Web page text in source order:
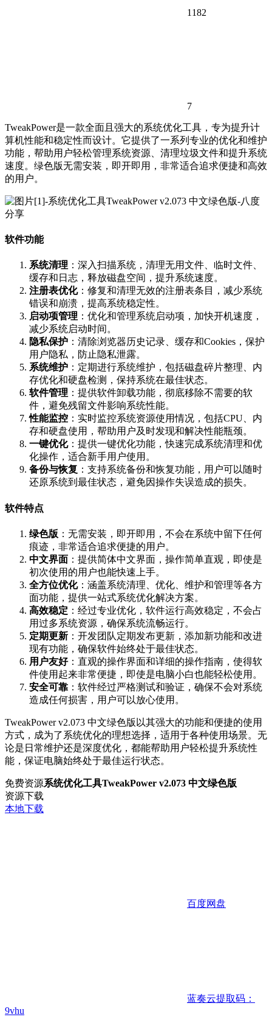
1182
7
TweakPower是一款全面且强大的系统优化工具，专为提升计
算机性能和稳定性而设计。它提供了一系列专业的优化和维护
功能，帮助用户轻松管理系统资源、清理垃圾文件和提升系统
速度。绿色版无需安装，即开即用，非常适合追求便捷和高效
的用户。
软件功能
系统清理 ：深入扫描系统，清理无用文件、临时文件、
缓存和日志，释放磁盘空间，提升系统速度。
注册表优化：修复和清理无效的注册表条目，减少系统
错误和崩溃，提高系统稳定性。
启动项管理 ：优化和管理系统启动项，加快开机速度，
减少系统启动时间。
隐私保护 ：清除浏览器历史记录、缓存和Cookies，保护
用户隐私，防止隐私泄露。
系统维护 ：定期进行系统维护，包括磁盘碎片整理、内
存优化和硬盘检测，保持系统在最佳状态。
软件管理 ：提供软件卸载功能，彻底移除不需要的软
件，避免残留文件影响系统性能。
性能监控 ：实时监控系统资源使用情况，包括CPU、内
存和硬盘使用，帮助用户及时发现和解决性能瓶颈。
一键优化：提供一键优化功能，快速完成系统清理和优
化操作，适合新手用户使用。
备份与恢复 ：支持系统备份和恢复功能，用户可以随时
还原系统到最佳状态，避免因操作失误造成的损失。
软件特点
绿色版 ：无需安装，即开即用，不会在系统中留下任何
痕迹，非常适合追求便捷的用户。
中文界面 ：提供简体中文界面，操作简单直观，即使是
初次使用的用户也能快速上手。
全方位优化：涵盖系统清理、优化、维护和管理等各方
面功能，提供一站式系统优化解决方案。
高效稳定 ：经过专业优化，软件运行高效稳定，不会占
用过多系统资源，确保系统流畅运行。
定期更新 ：开发团队定期发布更新，添加新功能和改进
现有功能，确保软件始终处于最佳状态。
用户友好：直观的操作界面和详细的操作指南，使得软
件使用起来非常便捷，即使是电脑小白也能轻松使用。
安全可靠 ：软件经过严格测试和验证，确保不会对系统
造成任何损害，用户可以放心使用。
TweakPower v2.073 中文绿色版以其强大的功能和便捷的使用
方式，成为了系统优化的理想选择，适用于各种使用场景。无
论是日常维护还是深度优化，都能帮助用户轻松提升系统性
能，保证电脑始终处于最佳运行状态。
免费资源系统优化工具TweakPower v2.073 中文绿色版
资源下载
本地下载
百度网盘
蓝奏云提取码：
9vhu